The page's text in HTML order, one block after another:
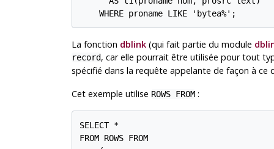
    WHERE proname LIKE 'bytea%';
La fonction dblink(qui fait partie du module
record, car elle pourrait être utilisée pour tout
spécifié dans la requête appelante de façon à
Cet exemple utilise ROWS FROM:
SELECT *
FROM ROWS FROM